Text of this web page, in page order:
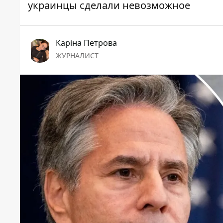
украинцы сделали невозможное
Каріна Петрова
ЖУРНАЛИСТ